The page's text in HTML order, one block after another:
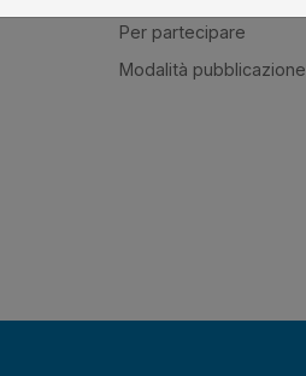
Per partecipare
Modalità pubblicazione